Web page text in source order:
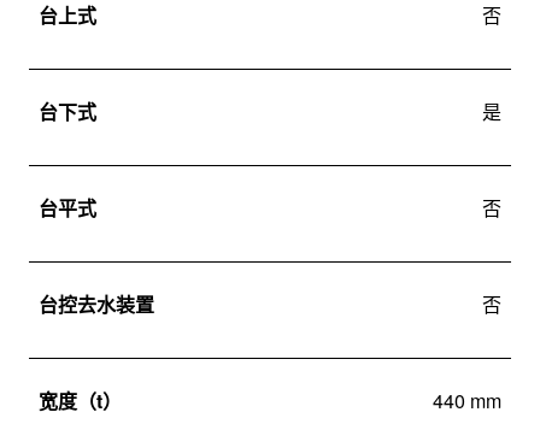
台上式 否
台下式 是
台平式 否
台控去水装置 否
宽度（t） 440 mm